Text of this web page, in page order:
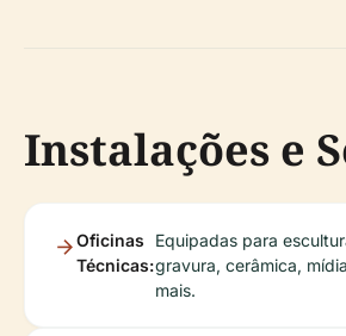
Instalações e
Oficinas
Técnicas:
Equipadas para
gravura, cerâmica,
mais.